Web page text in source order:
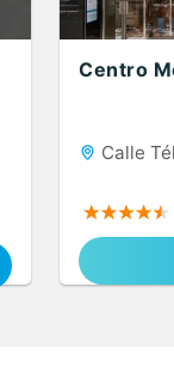
Centro
Calle